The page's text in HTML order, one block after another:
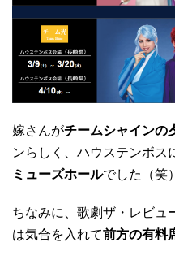
嫁さんがチームシャインの
ンらしく、ハウステンボス
ミューズホールでした（笑）
ちなみに、歌劇ザ・レビュ
は気合を入れて前方の有料